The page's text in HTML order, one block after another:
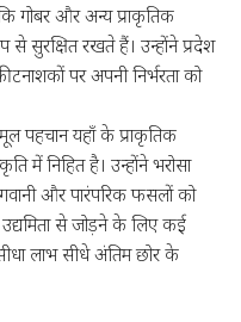
गोबर और अन्य प्राकृतिक
से सुरक्षित रखते हैं। उन्होंने प्रदेश
पर अपनी निर्भरता को
पहचान यहाँ के प्राकृतिक
में निहित है। उन्होंने भरोसा
और पारंपरिक फसलों को
से जोड़ने के लिए कई
लाभ सीधे अंतिम छोर के